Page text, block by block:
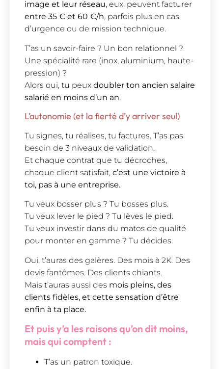
image et leur réseau, eux, peuvent facturer
entre 35 € et 60 €/h, parfois plus en cas
d’urgence ou de mission technique.
T’as un savoir-faire ? Un bon relationnel ?
Une spécialité rare (inox, aluminium, haute-
pression) ?
Alors oui, tu peux doubler ton ancien salaire
salarié en moins d’un an.
L’autonomie (et la fierté d’y arriver seul)
Tu signes, tu réalises, tu factures. T’as pas
besoin de 3 niveaux de validation.
Et chaque contrat que tu décroches,
chaque client satisfait, c’est une victoire à
toi, pas à une entreprise.
Tu veux bosser plus ? Tu bosses plus.
Tu veux lever le pied ? Tu lèves le pied.
Tu veux investir dans du matos de qualité
pour monter en gamme ? Tu décides.
Oui, t’auras des galères. Des mois à 2K. Des
devis fantômes. Des clients chiants.
Mais t’auras aussi des mois pleins, des
clients fidèles, et cette sensation d’être
enfin à ta place.
Et puis y’a les raisons qu’on dit moins,
mais qui comptent :
T’as un patron toxique.